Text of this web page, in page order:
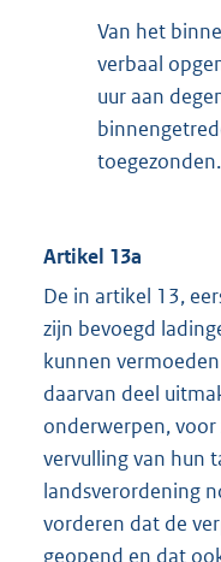
Van het
verbaal
uur aan
toegezonden.
Artikel 13a
De in artikel 13,
zijn bevoegd
kunnen
daarvan deel
onderwerpen,
vervulling van hun
landsverordening
vorderen dat de
geopend en dat